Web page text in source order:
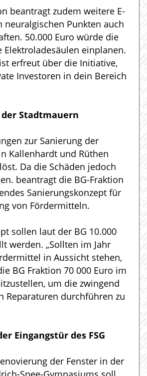
beantragt zudem weitere E-
neuralgischen Punkten auch
50.000 Euro würde die
Elektroladesäulen einplanen.
erfreut über die Initiative,
Investoren in dein Bereich
Stadtmauern
zur Sanierung der
Kallenhardt und Rüthen
Da die Schäden jedoch
beantragt die BG-Fraktion
Sanierungskonzept für
von Fördermitteln.
sollen laut der BG 10.000
werden. „Sollten im Jahr
in Aussicht stehen,
BG Fraktion 70 000 Euro im
um die zwingend
Reparaturen durchführen zu
Eingangstür des FSG
der Fenster in der